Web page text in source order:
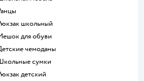
Ранцы
Рюкзак школьный
Мешок для обуви
Детские чемоданы
Школьные сумки
Рюкзак детский